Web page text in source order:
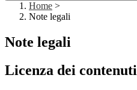
Home >
Note legali
Note legali
Licenza dei contenuti